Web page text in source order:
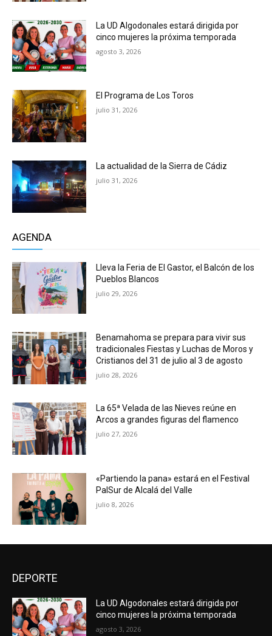
La UD Algodonales estará dirigida por
cinco mujeres la próxima temporada
agosto 3, 2026
El Programa de Los Toros
julio 31, 2026
La actualidad de la Sierra de Cádiz
julio 31, 2026
AGENDA
Lleva la Feria de El Gastor, el Balcón de los
Pueblos Blancos
julio 29, 2026
Benamahoma se prepara para vivir sus
tradicionales Fiestas y Luchas de Moros y
Cristianos del 31 de julio al 3 de agosto
julio 28, 2026
La 65ª Velada de las Nieves reúne en
Arcos a grandes figuras del flamenco
julio 27, 2026
«Partiendo la pana» estará en el Festival
PalSur de Alcalá del Valle
julio 8, 2026
DEPORTE
La UD Algodonales estará dirigida por
cinco mujeres la próxima temporada
agosto 3, 2026